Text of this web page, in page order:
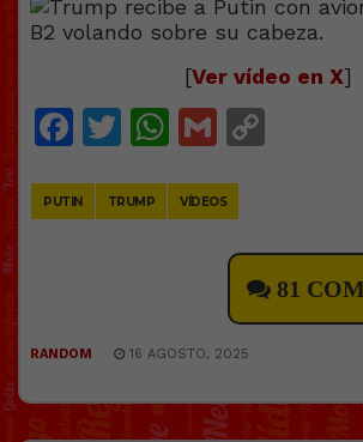
[Ver vídeo en X]
Facebook
Twitter
WhatsApp
Gmail
PUTIN TRUMP VÍDEOS
81
RANDOM 16 AGOSTO, 2025